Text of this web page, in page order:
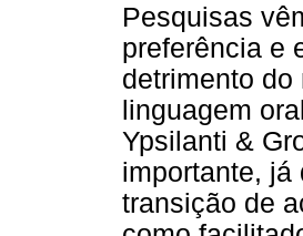
Pesquisas
preferência e
detrimento
linguagem
Ypsilanti &
importante, já
transição de